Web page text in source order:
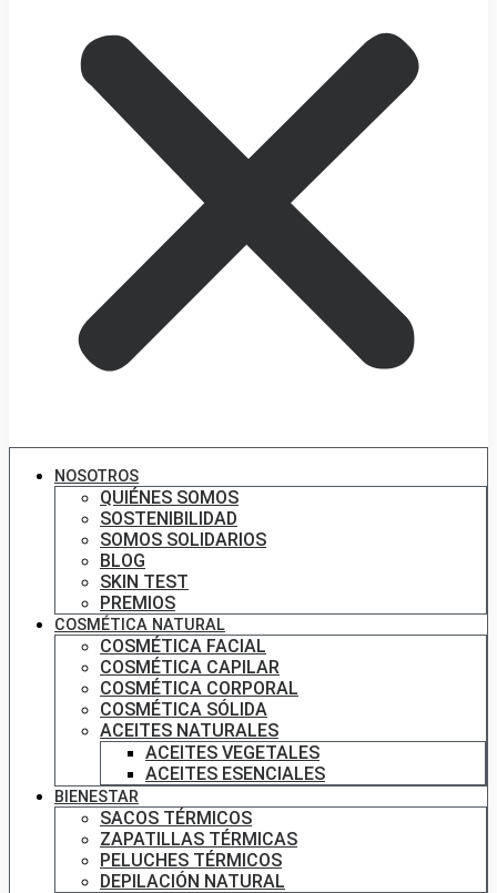
NOSOTROS
QUIÉNES SOMOS
SOSTENIBILIDAD
SOMOS SOLIDARIOS
BLOG
SKIN TEST
PREMIOS
COSMÉTICA NATURAL
COSMÉTICA FACIAL
COSMÉTICA CAPILAR
COSMÉTICA CORPORAL
COSMÉTICA SÓLIDA
ACEITES NATURALES
ACEITES VEGETALES
ACEITES ESENCIALES
BIENESTAR
SACOS TÉRMICOS
ZAPATILLAS TÉRMICAS
PELUCHES TÉRMICOS
DEPILACIÓN NATURAL